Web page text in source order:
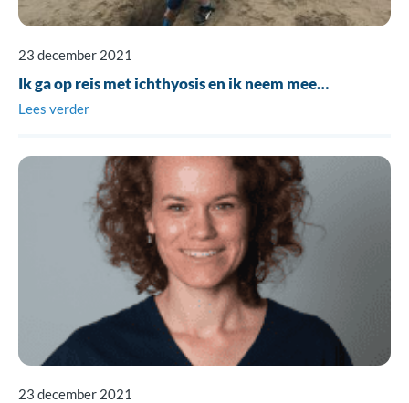
23 december 2021
Ik ga op reis met ichthyosis en ik neem mee…
Lees verder
23 december 2021